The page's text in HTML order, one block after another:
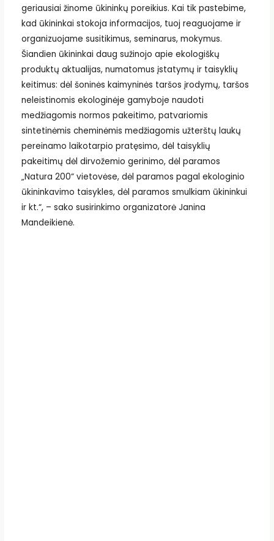
geriausiai žinome ūkininkų poreikius. Kai tik pastebime,
kad ūkininkai stokoja informacijos, tuoj reaguojame ir
organizuojame susitikimus, seminarus, mokymus.
Šiandien ūkininkai daug sužinojo apie ekologiškų
produktų aktualijas, numatomus įstatymų ir taisyklių
keitimus: dėl šoninės kaimyninės taršos įrodymų, taršos
neleistinomis ekologinėje gamyboje naudoti
medžiagomis normos pakeitimo, patvariomis
sintetinėmis cheminėmis medžiagomis užterštų laukų
pereinamo laikotarpio pratęsimo, dėl taisyklių
pakeitimų dėl dirvožemio gerinimo, dėl paramos
„Natura 200“ vietovėse, dėl paramos pagal ekologinio
ūkininkavimo taisykles, dėl paramos smulkiam ūkininkui
ir kt.“, – sako susirinkimo organizatorė Janina
Mandeikienė.